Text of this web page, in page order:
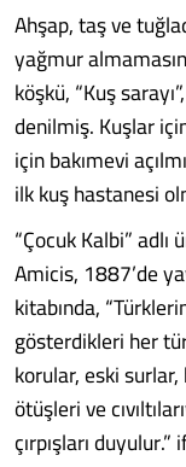
Ahşap, taş ve
yağmur
köşkü, “Kuş
denilmiş. Kuşlar
için bakımevi
ilk kuş hastanesi
“Çocuk Kalbi”
Amicis, 1887’de
kitabında,
gösterdikleri her
korular, eski
ötüşleri ve
çırpışları